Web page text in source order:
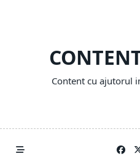
Content cu ajutorul